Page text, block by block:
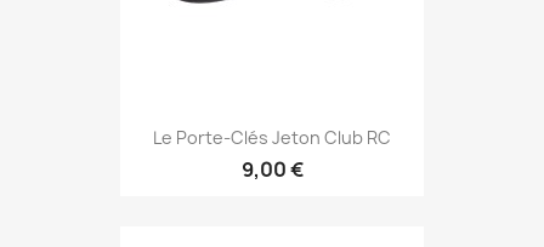
Le Porte-Clés Jeton Club RC
9,00 €